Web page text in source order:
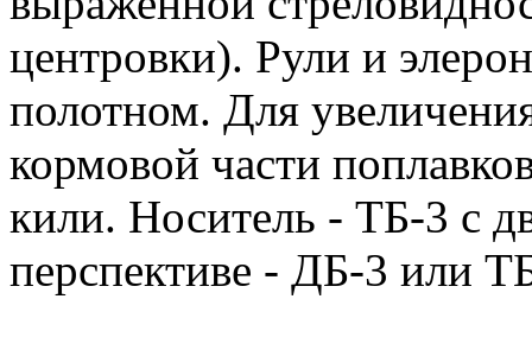
центровки). Рули и
полотном. Для
кормовой части
кили. Носитель - ТБ-3 с
перспективе - ДБ-3 или